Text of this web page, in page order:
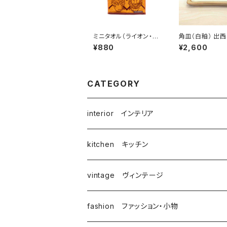
ミニタオル（ライオン・ヘ
リンボーン） ／ Lisa
Larson リサ・ラーソン
¥880
角皿（白釉） 出
柳宗理ディレク
出西窯シリーズ
¥2,600
CATEGORY
interior インテリア
kitchen キッチン
vintage ヴィンテージ
fashion ファッション・小物